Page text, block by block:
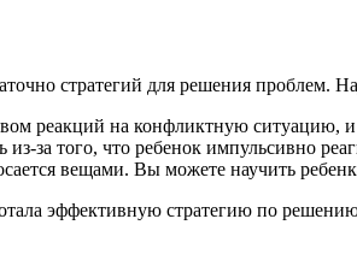
стратегий для решения проблем.
реакций на конфликтную ситуацию,
за того, что ребенок импульсивно
вещами. Вы можете научить
эффективную стратегию по